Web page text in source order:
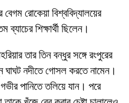
বেগম রোকেয়া বিশ্ববিদ্যালয়ের
ব্যাচের শিক্ষার্থী ছিলেন।
তার তিন বন্ধুর সঙ্গে রংপুরের
ঘাঘট নদীতে গোসল করতে নামেন।
পানিতে তলিয়ে যান। পরে